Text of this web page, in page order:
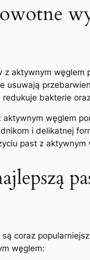
z aktywnym węglem
usuwają
bakterie
​aktywnym węglem
i delikatnej
past z
coraz
węglem: